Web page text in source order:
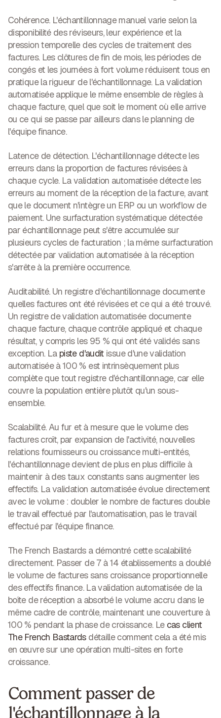
Cohérence.L'échantillonnage manuel varie selon la
disponibilité des réviseurs, leur expérience et la
pression temporelle des cycles de traitement des
factures. Les clôtures de fin de mois, les périodes de
congés et les journées à fort volume réduisent tous en
pratique la rigueur de l'échantillonnage. La validation
automatisée applique le même ensemble de règles à
chaque facture, quel que soit le moment où elle arrive
ou ce qui se passe par ailleurs dans le planning de
l'équipe finance.
Latence de détection.L'échantillonnage détecte les
erreurs dans la proportion de factures révisées à
chaque cycle. La validation automatisée détecte les
erreurs au moment de la réception de la facture, avant
que le document n'intègre un ERP ou un workflow de
paiement. Une surfacturation systématique détectée
par échantillonnage peut s'être accumulée sur
plusieurs cycles de facturation ; la même surfacturation
détectée par validation automatisée à la réception
s'arrête à la première occurrence.
Auditabilité.Un registre d'échantillonnage documente
quelles factures ont été révisées et ce qui a été trouvé.
Un registre de validation automatisée documente
chaque facture, chaque contrôle appliqué et chaque
résultat, y compris les 95 % qui ont été validés sans
exception. La piste d'audit issue d'une validation
automatisée à 100 % est intrinsèquement plus
complète que tout registre d'échantillonnage, car elle
couvre la population entière plutôt qu'un sous-
ensemble.
Scalabilité.Au fur et à mesure que le volume des
factures croît, par expansion de l'activité, nouvelles
relations fournisseurs ou croissance multi-entités,
l'échantillonnage devient de plus en plus difficile à
maintenir à des taux constants sans augmenter les
effectifs. La validation automatisée évolue directement
avec le volume : doubler le nombre de factures double
le travail effectué par l'automatisation, pas le travail
effectué par l'équipe finance.
The French Bastards a démontré cette scalabilité
directement. Passer de 7 à 14 établissements a doublé
le volume de factures sans croissance proportionnelle
des effectifs finance. La validation automatisée de la
boîte de réception a absorbé le volume accru dans le
même cadre de contrôle, maintenant une couverture à
100 % pendant la phase de croissance. Le cas client
The French Bastardsdétaille comment cela a été mis
en œuvre sur une opération multi-sites en forte
croissance.
Comment passer de
l'échantillonnage à la